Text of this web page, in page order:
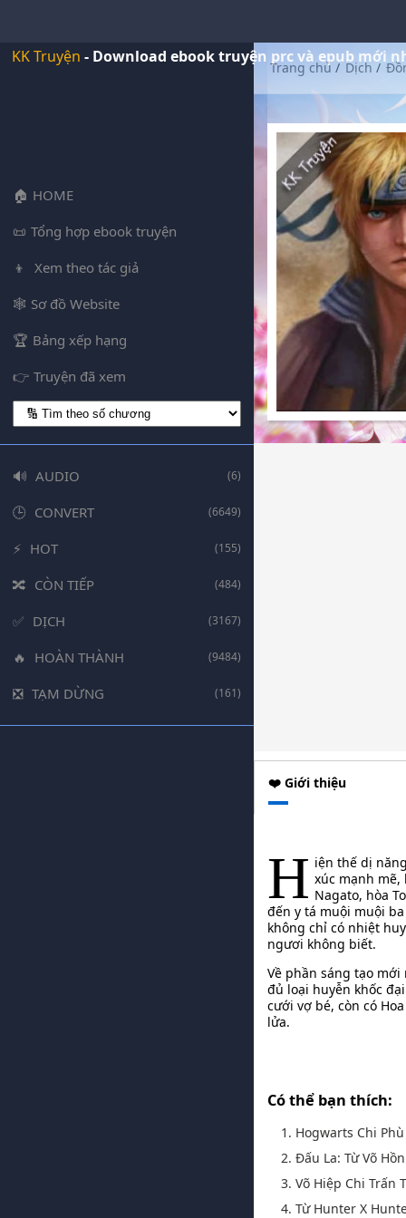
KK Truyện - Download ebook truyện prc và epub mới
HOME
Tổng hợp ebook truyện
Xem theo tác giả
Sơ đồ Website
Bảng xếp hạng
Truyện đã xem
AUDIO (6)
CONVERT (6649)
HOT (155)
CÒN TIẾP (484)
DỊCH (3167)
HOÀN THÀNH (9484)
TẠM DỪNG (161)
Trang chủ/ Dịch /
❤️ Giới thiệu
H iện thế dị
xúc mạnh mẽ,
Nagato, hòa
đến y tá muội muội
không chỉ có nhiệt
ngươi không biết.
Về phần sáng tạo
đủ loại huyễn khốc
cưới vợ bé, còn có
lửa.
Có thể bạn thích:
1. Hogwarts Chi
2. Đấu La: Từ Võ
3. Võ Hiệp Chi Trấn
4. Từ Hunter X